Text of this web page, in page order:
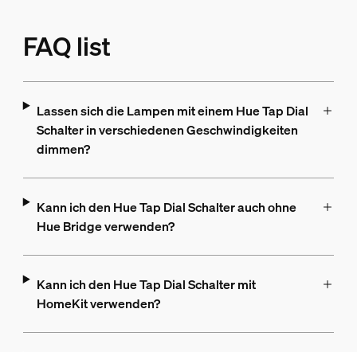
FAQ list
Lassen sich die Lampen mit einem Hue Tap Dial
Schalter in verschiedenen Geschwindigkeiten
dimmen?
Kann ich den Hue Tap Dial Schalter auch ohne
Hue Bridge verwenden?
Kann ich den Hue Tap Dial Schalter mit
HomeKit verwenden?